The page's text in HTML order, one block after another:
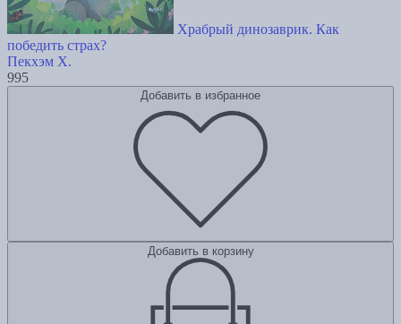
Храбрый динозаврик. Как
победить страх?
Пекхэм Х.
995
Добавить в избранное
Добавить в корзину